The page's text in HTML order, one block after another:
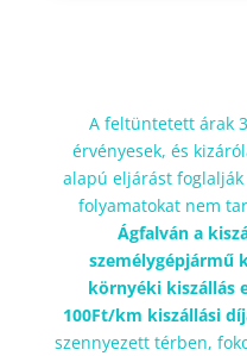
A feltüntetett árak
érvényesek, és
alapú eljárást
folyamatokat nem
Ágfalván a
személygépjármű
környéki kiszállás
100Ft/km kiszállási
szennyezett térben,